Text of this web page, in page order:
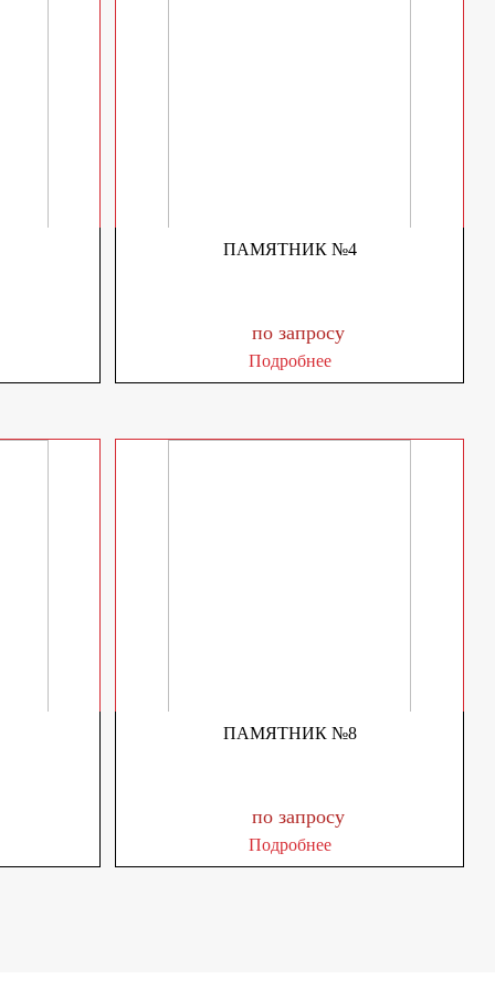
ПАМЯТНИК №4
по запросу
Подробнее
ПАМЯТНИК №8
по запросу
Подробнее